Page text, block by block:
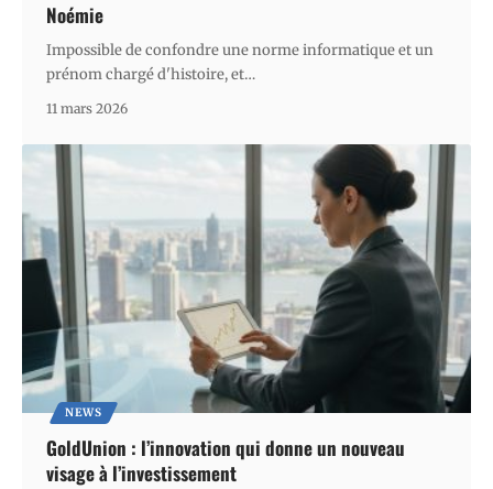
Noémie
Impossible de confondre une norme informatique et un
prénom chargé d'histoire, et…
11 mars 2026
NEWS
GoldUnion : l’innovation qui donne un nouveau
visage à l’investissement